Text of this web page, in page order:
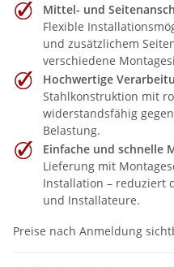
Mittel- und
Flexible
und zusätzlichem
verschiedene
Hochwertige
Stahlkonstruktion mit
widerstandsfähig
Belastung.
Einfache und schnelle
Lieferung mit
Installation – reduziert
und Installateure.
Preise nach Anmeldung